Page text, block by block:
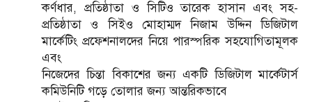
কর্ণধার, প্রতিষ্ঠাতা ও সিটিও তারেক হাসান এবং সহ-
প্রতিষ্ঠাতা ও সিইও মোহাম্মদ নিজাম উদ্দিন ডিজিটাল
মার্কেটিং প্রফেশনালদের নিয়ে পারস্পরিক সহযোগিতামূলক
এবং
নিজেদের চিন্তা বিকাশের জন্য একটি ডিজিটাল মার্কেটার্স
কমিউনিটি গড়ে তোলার জন্য আন্তরিকভাবে